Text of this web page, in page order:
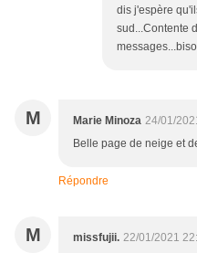
dis j'espère
sud...Contente
M Marie Minoza 24/01/
Belle page de neige et
Répondre
M missfujii. 22/01/2021